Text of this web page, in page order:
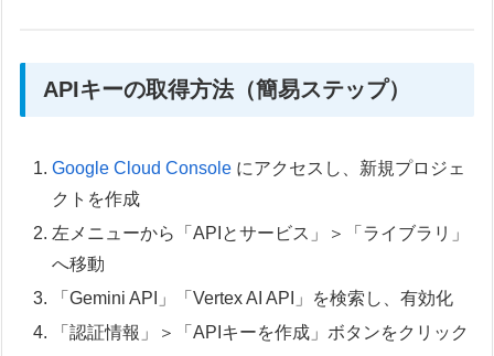
APIキーの取得方法（簡易ステップ）
Google Cloud Console にアクセスし、新規プロジェ
クトを作成
左メニューから「APIとサービス」＞「ライブラリ」
へ移動
「Gemini API」「Vertex AI API」を検索し、有効化
「認証情報」＞「APIキーを作成」ボタンをクリック